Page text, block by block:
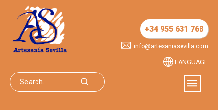
+34 955 631 768
info@artesaniasevilla.com
LANGUAGE